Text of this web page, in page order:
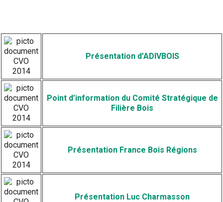
Présentation d’ADIVBOIS
Point d’information du Comité Stratégique de
Filière Bois
Présentation France Bois Régions
Présentation Luc Charmasson